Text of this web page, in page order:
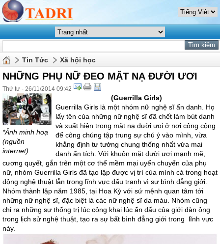
Tin Tức Xã hội học
NHỮNG PHỤ NỮ ĐEO MẶT NẠ ĐƯỜI ƯƠI
Thứ tư - 26/11/2014 09:42
*Ảnh minh hoạ
(nguồn
internet)
(Guerrilla Girls)
Guerrilla Girls là một nhóm nữ nghệ sĩ ẩn danh. Họ
lấy tên của những nữ nghệ sĩ đã chết làm bút danh
và xuất hiện trong mặt nạ đười ưoi ở nơi công cộng
để công chúng tập trung sự chú ý vào mình, vừa
khẳng định tư tưởng chung thống nhất vừa mai
danh ẩn tích. Với khuôn mặt đười ươi mạnh mẽ,
cương quyết, gắn trên một cơ thể mềm mại uyển chuyển của phụ
nữ, nhóm Guerrilla Girls đã tạo lập được vị trí của mình cả trong hoạt
động nghệ thuật lẫn trong lĩnh vực đấu tranh vì sự bình đẳng giới.
Nhóm thành lập năm 1985, tại Hoa Kỳ với sứ mệnh quan tâm tới
những nữ nghệ sĩ, đặc biệt là các nữ nghệ sĩ da màu. Nhóm cũng
chỉ ra những sự thống trị lúc công khai lúc ẩn dấu của giới đàn ông
trong lịch sử nghệ thuật, tạo ra sự bất bình đẳng giới trong lĩnh vực
này.